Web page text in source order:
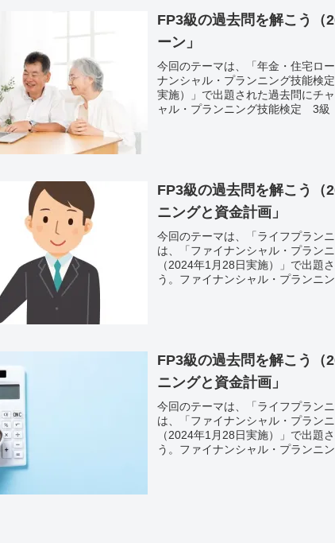
FP3級の過去問を解こう（
ーン」
今回のテーマは、「年金・住宅ロ
ナンシャル・プランニング技能
実施）」で出題された過去問にチ
ャル・プランニング技能検定 3級
FP3級の過去問を解こう（
ニングと資金計画」
今回のテーマは、「ライフプラン
は、「ファイナンシャル・プラ
（2024年1月28日実施）」で出題
う。ファイナンシャル・プラン
FP3級の過去問を解こう（
ニングと資金計画」
今回のテーマは、「ライフプラン
は、「ファイナンシャル・プラ
（2024年1月28日実施）」で出題
う。ファイナンシャル・プラン